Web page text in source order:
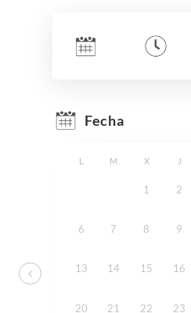
Fecha
L M X J
1 2
6 7 8 9
13 14 15 16
20 21 22 23